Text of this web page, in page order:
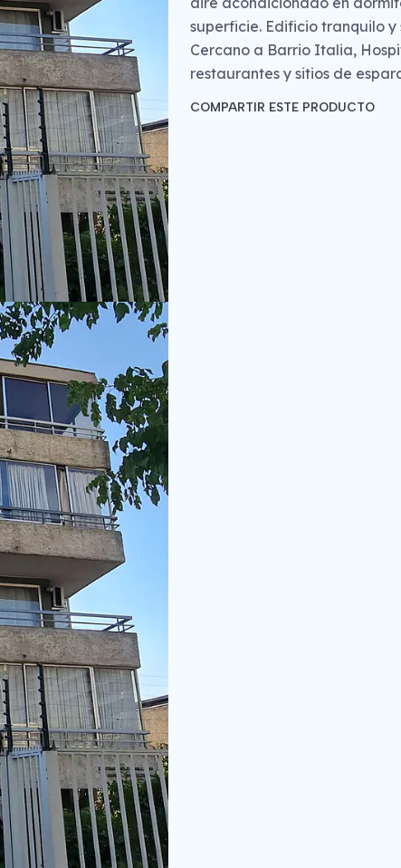
superficie. Edificio tranquilo
Cercano a Barrio Italia,
restaurantes y sitios de
COMPARTIR ESTE PRODUCTO